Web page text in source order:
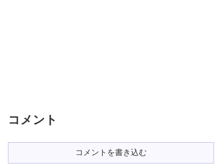
コメント
コメントを書き込む